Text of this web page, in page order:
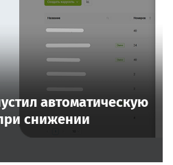
автоматическую
снижении